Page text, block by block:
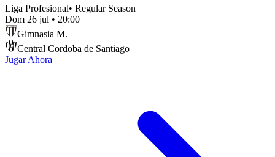
Liga Profesional• Regular Season
Dom 26 jul • 20:00
Gimnasia M.
Central Cordoba de Santiago
Jugar Ahora